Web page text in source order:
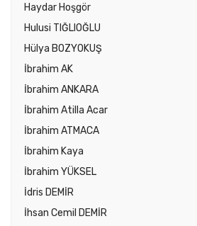
Haydar Hoşgör
Hulusi TIĞLIOĞLU
Hülya BOZYOKUŞ
İbrahim AK
İbrahim ANKARA
İbrahim Atilla Acar
İbrahim ATMACA
İbrahim Kaya
İbrahim YÜKSEL
İdris DEMİR
İhsan Cemil DEMİR